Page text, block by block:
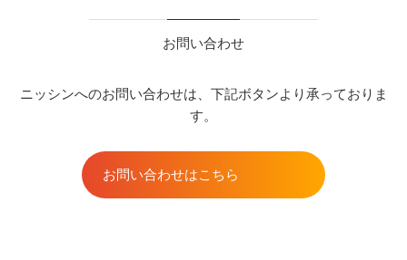
お問い合わせ
ニッシンへのお問い合わせは、下記ボタンより承っておりま
す。
お問い合わせはこちら